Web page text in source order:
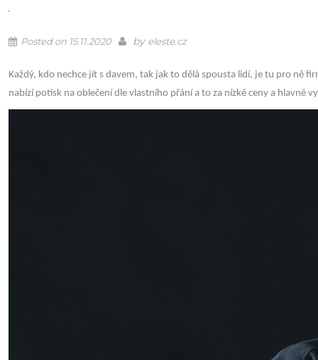
Posted on 15.11.2020 by eleste.cz
Každý, kdo nechce jít s davem, tak jak to dělá spousta lidí, je tu pro ně
nabízí potisk na oblečení dle vlastního přání a to za nízké ceny a hlavně